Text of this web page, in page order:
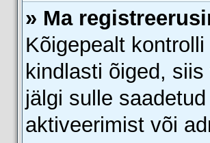
» Ma
Kõigepealt
kindlasti õiged,
jälgi sulle
aktiveerimist või